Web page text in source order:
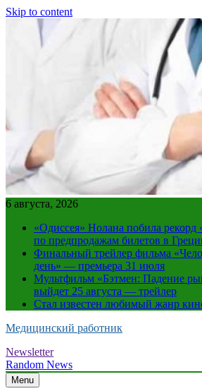
Skip to content
6 августа, 2026
«Одиссея» Нолана побила
по предпродажам билетов в
Финальный трейлер фильма
день» — премьера 31 июля
Мультфильм «Бэтмен: Падение
выйдет 25 августа — трейлер
Стал известен любимый жанр
Медицинский работник
Newsletter
Random News
Menu